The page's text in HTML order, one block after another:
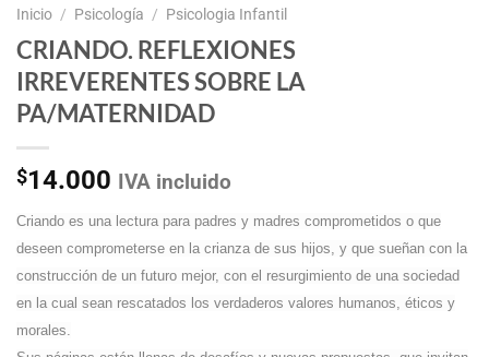
Inicio / Psicología / Psicologia Infantil
CRIANDO. REFLEXIONES
IRREVERENTES SOBRE LA
PA/MATERNIDAD
$14.000 IVA incluido
Criando es una lectura para padres y madres comprometidos o que
deseen comprometerse en la crianza de sus hijos, y que sueñan con la
construcción de un futuro mejor, con el resurgimiento de una sociedad
en la cual sean rescatados los verdaderos valores humanos, éticos y
morales.